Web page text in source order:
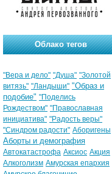
Облако тегов
"Вера и дело" "Душа" "Золотой
витязь" "Ландыши" "Образ и
подобие" "Поделись
Рождеством" "Православная
инициатива" "Радость веры"
"Синдром радости" Аборигены
Аборты и демография
Автокатастрофа Аксиос Акция
Алкоголизм Амурская епархия